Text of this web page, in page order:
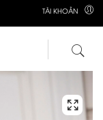
TÀI KHOẢN